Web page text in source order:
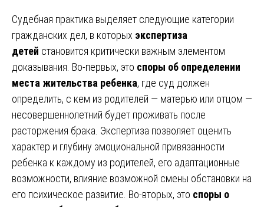
Судебная практика выделяет следующие категории
гражданских дел, в которых экспертиза
детей становится критически важным элементом
доказывания. Во-первых, это споры об определении
места жительства ребенка, где суд должен
определить, с кем из родителей — матерью или отцом —
несовершеннолетний будет проживать после
расторжения брака. Экспертиза позволяет оценить
характер и глубину эмоциональной привязанности
ребенка к каждому из родителей, его адаптационные
возможности, влияние возможной смены обстановки на
его психическое развитие. Во-вторых, это споры о